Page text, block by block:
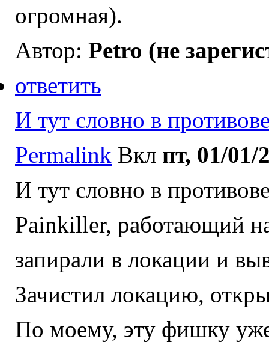
огромная).
Автор: Petro (не
ответить
И тут словно в
Permalink Вкл пт, 01/01/
И тут словно в
Painkiller, работающий
запирали в локации и
Зачистил локацию,
По моему, эту фишку